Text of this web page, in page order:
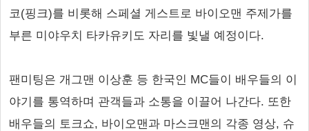
코(핑크)를 비롯해 스페셜 게스트로 바이오맨 주제가를
부른 미야우치 타카유키도 자리를 빛낼 예정이다.
팬미팅은 개그맨 이상훈 등 한국인 MC들이 배우들의 이
야기를 통역하며 관객들과 소통을 이끌어 나간다. 또한
배우들의 토크쇼, 바이오맨과 마스크맨의 각종 영상, 슈